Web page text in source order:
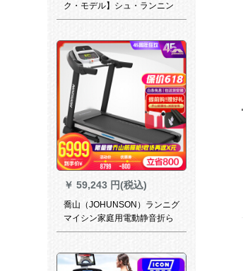
ク・モデル】シュ・ランニン
グ・マンシンファミリー用E 6
イイスポーツスポーツ健康ア
プリコット室内フュートマシ
ンフュージョン
￥ 59,243 円(税込)
喬山（JOHUNSON）ランニグ
マイシン家庭用電動静音折ら
れたみみ豪華ダンピグ運動フ
プライン新製品のタム限定特